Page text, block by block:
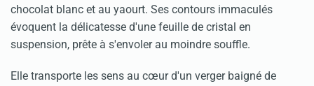
chocolat blanc et au yaourt. Ses contours immaculés
évoquent la délicatesse d'une feuille de cristal en
suspension, prête à s'envoler au moindre souffle.
Elle transporte les sens au cœur d'un verger baigné de